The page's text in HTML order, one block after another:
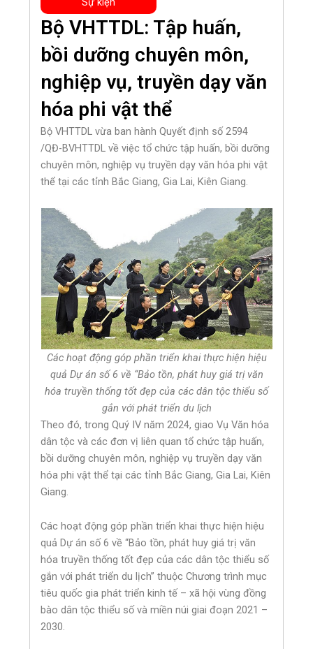
Bộ VHTTDL: Tập huấn,
bồi dưỡng chuyên môn,
nghiệp vụ, truyền dạy văn
hóa phi vật thể
Bộ VHTTDL vừa ban hành Quyết định số 2594
/QĐ-BVHTTDL về việc tổ chức tập huấn, bồi dưỡng
chuyên môn, nghiệp vụ truyền dạy văn hóa phi vật
thể tại các tỉnh Bắc Giang, Gia Lai, Kiên Giang.
Các hoạt động góp phần triển khai thực hiện hiệu
quả Dự án số 6 về “Bảo tồn, phát huy giá trị văn
hóa truyền thống tốt đẹp của các dân tộc thiểu số
gắn với phát triển du lịch
Theo đó, trong Quý IV năm 2024, giao Vụ Văn hóa
dân tộc và các đơn vị liên quan tổ chức tập huấn,
bồi dưỡng chuyên môn, nghiệp vụ truyền dạy văn
hóa phi vật thể tại các tỉnh Bắc Giang, Gia Lai, Kiên
Giang.
Các hoạt động góp phần triển khai thực hiện hiệu
quả Dự án số 6 về “Bảo tồn, phát huy giá trị văn
hóa truyền thống tốt đẹp của các dân tộc thiểu số
gắn với phát triển du lịch” thuộc Chương trình mục
tiêu quốc gia phát triển kinh tế – xã hội vùng đồng
bào dân tộc thiểu số và miền núi giai đoạn 2021 –
2030.